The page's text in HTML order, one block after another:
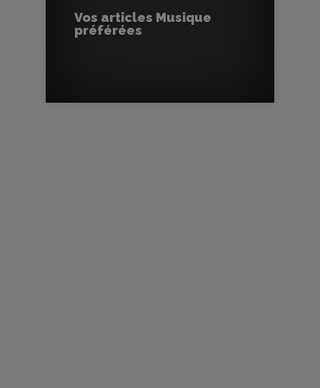
Vos articles Musique
préférées